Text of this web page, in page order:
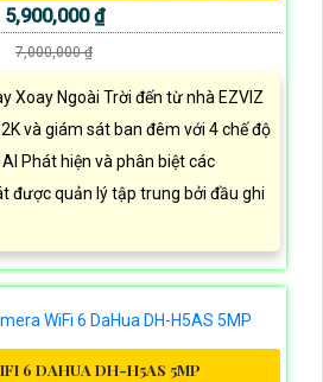
5,900,000 ₫
7,000,000 ₫
Xoay Ngoài Trời đến từ nhà EZVIZ
và giám sát ban đêm với 4 chế độ
Phát hiện và phân biệt các
được quản lý tập trung bởi đầu ghi
6 DAHUA DH-H5AS 5MP